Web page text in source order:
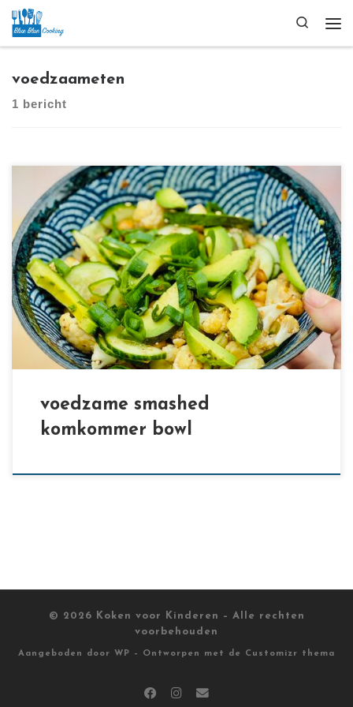
Ga naar inhoud
Search
voedzaameten
1 bericht
[…]
voedzame smashed
komkommer bowl
© 2026 Koken voor Kinderen
– Alle rechten
voorbehouden
Aangeboden door WP – Ontworpen met de Customizr thema